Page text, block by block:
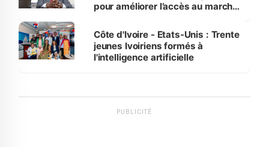
pour améliorer l’accès au marché
Côte d'Ivoire - Etats-Unis : Trente
jeunes Ivoiriens formés à
l'intelligence artificielle
PUBLICITÉ